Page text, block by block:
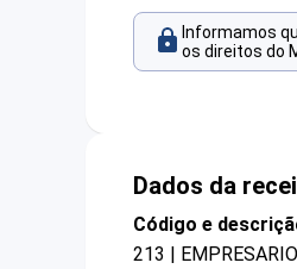
Informamos
os direitos do
Dados da
Código e
213 |